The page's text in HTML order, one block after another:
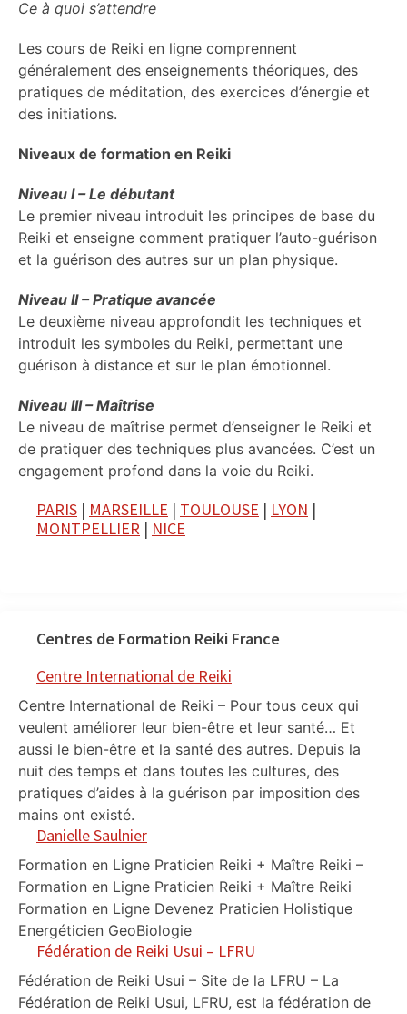
Ce à quoi s’attendre
Les cours de Reiki en ligne comprennent
généralement des enseignements théoriques, des
pratiques de méditation, des exercices d’énergie et
des initiations.
Niveaux de formation en Reiki
Niveau I – Le débutant
Le premier niveau introduit les principes de base du
Reiki et enseigne comment pratiquer l’auto-guérison
et la guérison des autres sur un plan physique.
Niveau II – Pratique avancée
Le deuxième niveau approfondit les techniques et
introduit les symboles du Reiki, permettant une
guérison à distance et sur le plan émotionnel.
Niveau III – Maîtrise
Le niveau de maîtrise permet d’enseigner le Reiki et
de pratiquer des techniques plus avancées. C’est un
engagement profond dans la voie du Reiki.
PARIS | MARSEILLE | TOULOUSE | LYON |
MONTPELLIER | NICE
Centres de Formation Reiki France
Centre International de Reiki
Centre International de Reiki – Pour tous ceux qui
veulent améliorer leur bien-être et leur santé… Et
aussi le bien-être et la santé des autres. Depuis la
nuit des temps et dans toutes les cultures, des
pratiques d’aides à la guérison par imposition des
mains ont existé.
Danielle Saulnier
Formation en Ligne Praticien Reiki + Maître Reiki –
Formation en Ligne Praticien Reiki + Maître Reiki
Formation en Ligne Devenez Praticien Holistique
Energéticien GeoBiologie
Fédération de Reiki Usui – LFRU
Fédération de Reiki Usui – Site de la LFRU – La
Fédération de Reiki Usui, LFRU, est la fédération de